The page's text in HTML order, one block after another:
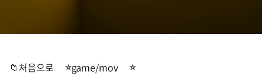
📁처음으로
game/mov